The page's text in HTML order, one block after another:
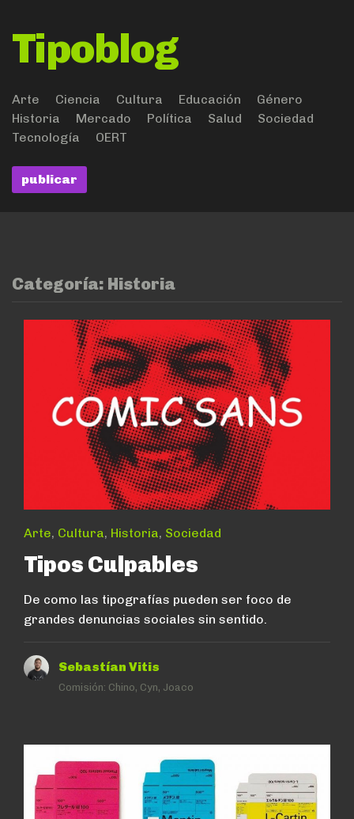
Tipoblog
Arte Ciencia Cultura Educación
Género
Historia
Mercado Política Salud
Sociedad
Tecnología
OERT
publicar
Categoría: Historia
Arte, Cultura, Historia, Sociedad
Tipos Culpables
De como las tipografías pueden ser foco de
grandes denuncias sociales sin sentido.
Sebastían Vitis
Comisión: Chino, Cyn, Joaco